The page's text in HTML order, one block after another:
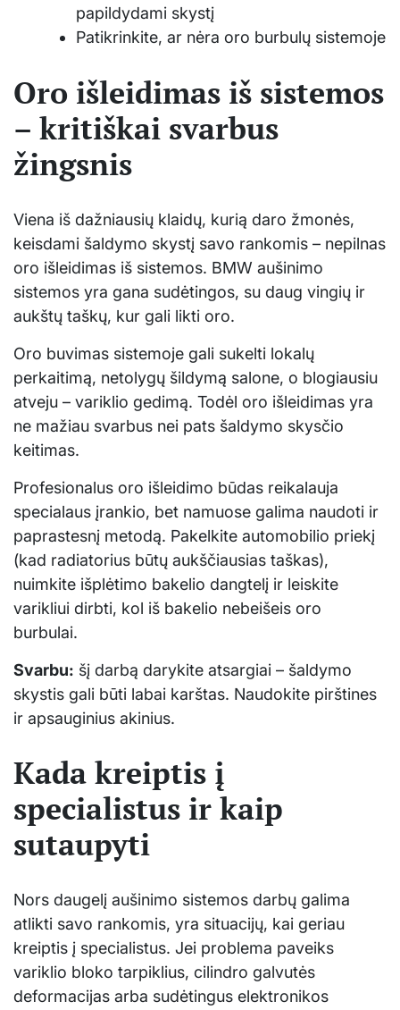
papildydami skystį
Patikrinkite, ar nėra oro burbulų sistemoje
Oro išleidimas iš sistemos
– kritiškai svarbus
žingsnis
Viena iš dažniausių klaidų, kurią daro žmonės,
keisdami šaldymo skystį savo rankomis – nepilnas
oro išleidimas iš sistemos. BMW aušinimo
sistemos yra gana sudėtingos, su daug vingių ir
aukštų taškų, kur gali likti oro.
Oro buvimas sistemoje gali sukelti lokalų
perkaitimą, netolygų šildymą salone, o blogiausiu
atveju – variklio gedimą. Todėl oro išleidimas yra
ne mažiau svarbus nei pats šaldymo skysčio
keitimas.
Profesionalus oro išleidimo būdas reikalauja
specialaus įrankio, bet namuose galima naudoti ir
paprastesnį metodą. Pakelkite automobilio priekį
(kad radiatorius būtų aukščiausias taškas),
nuimkite išplėtimo bakelio dangtelį ir leiskite
varikliui dirbti, kol iš bakelio nebeišeis oro
burbulai.
Svarbu: šį darbą darykite atsargiai – šaldymo
skystis gali būti labai karštas. Naudokite pirštines
ir apsauginius akinius.
Kada kreiptis į
specialistus ir kaip
sutaupyti
Nors daugelį aušinimo sistemos darbų galima
atlikti savo rankomis, yra situacijų, kai geriau
kreiptis į specialistus. Jei problema paveiks
variklio bloko tarpiklius, cilindro galvutės
deformacijas arba sudėtingus elektronikos